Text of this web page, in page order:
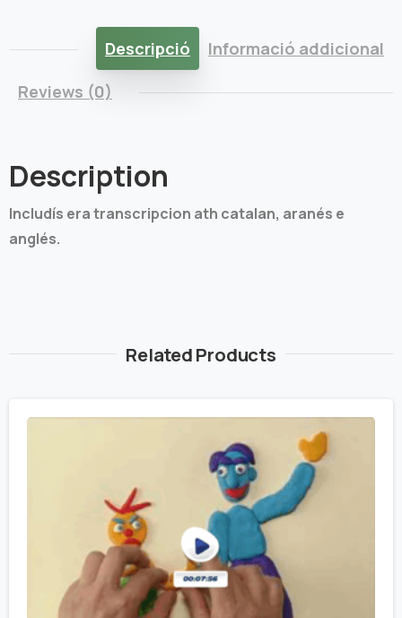
Descripció
Informació addicional
Reviews (0)
Description
Includís era transcripcion ath catalan, aranés e
anglés.
Related Products